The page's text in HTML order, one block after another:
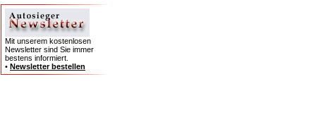
Mit unserem kostenlosen
Newsletter sind Sie immer
bestens informiert.
• Newsletter bestellen